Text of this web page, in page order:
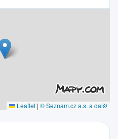
Leaflet | © Seznam.cz a.s. a další